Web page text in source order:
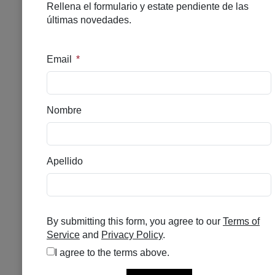
GH 600 RETINAL R SERUM
Valorado con
valoraciones de clientes
Disponible
Clásico Sérum Facial De Retinal Para Piel
Retinaldehído, 100 PPM De Sodium
Pre/postbiótico, Panthenol Y Bisabolol.
Indicado Para Mejorar Los Signos De
Pigmentación E Imperfecciones.